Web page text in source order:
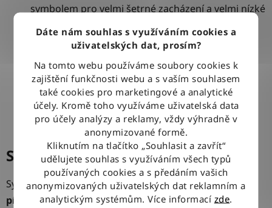
Dáte nám souhlas s využíváním cookies a
uživatelských dat, prosím?
Na tomto webu používáme soubory cookies k
zajištění funkčnosti webu a s vaším souhlasem
také cookies pro marketingové a analytické
účely. Kromě toho využíváme uživatelská data
pro účely analýzy a reklamy, vždy výhradně v
anonymizované formě.
Kliknutím na tlačítko „Souhlasit a zavřít“
udělujete souhlas s využíváním všech typů
používaných cookies a s předáním vašich
anonymizovaných uživatelských dat reklamním a
analytickým systémům. Více informací zde.
symbolem pro velmi šetrné zacházení a velmi nízké
teploty.
Přeškrtnuté podtržené kolečko s písmenem
Symbol chemického čištění
Symbol chemického čištění poznáte podlekolečka s
písmenemfnebo puvnitř. Pravděpodobně tento typ